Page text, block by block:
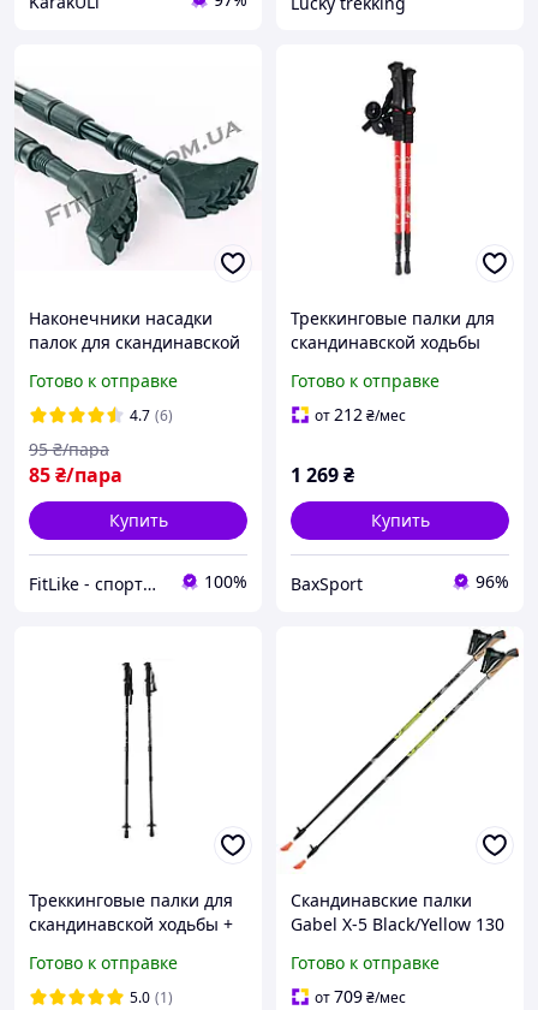
Наконечники насадки
палок для скандинавской
(треккинговых палок)
Готово к отправке
4.7 (6)
85₴/пара
95 ₴/пара
Купить
FitLike - спортивний інтернет-магазин 100%
Треккинговые палки для
скандинавской ходьбы
скандинавские палки
88132
Готово к отправке
от212₴/мес
1 269₴
Купить
BaxSport 96%
Треккинговые палки для
скандинавской ходьбы +
черные
Готово к отправке
5.0 (1)
Скандинавские палки
Gabel X-5 Black/Yellow 130
Готово к отправке
от709₴/мес